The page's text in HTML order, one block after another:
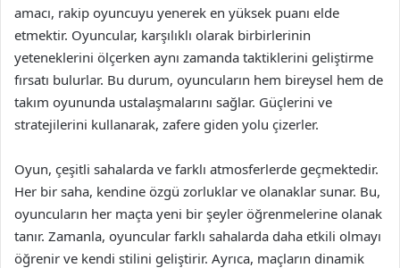
amacı, rakip oyuncuyu yenerek en yüksek puanı elde
etmektir. Oyuncular, karşılıklı olarak birbirlerinin
yeteneklerini ölçerken aynı zamanda taktiklerini geliştirme
fırsatı bulurlar. Bu durum, oyuncuların hem bireysel hem de
takım oyununda ustalaşmalarını sağlar. Güçlerini ve
stratejilerini kullanarak, zafere giden yolu çizerler.
Oyun, çeşitli sahalarda ve farklı atmosferlerde geçmektedir.
Her bir saha, kendine özgü zorluklar ve olanaklar sunar. Bu,
oyuncuların her maçta yeni bir şeyler öğrenmelerine olanak
tanır. Zamanla, oyuncular farklı sahalarda daha etkili olmayı
öğrenir ve kendi stilini geliştirir. Ayrıca, maçların dinamik